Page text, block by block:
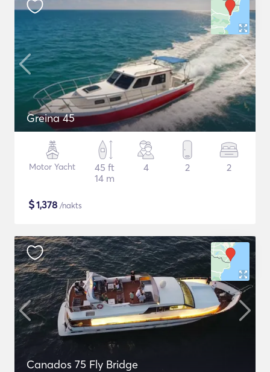
Greina 45
Motor Yacht
45 ft
14 m
4 2 2
$1,378 /nakts
Canados 75 Fly Bridge